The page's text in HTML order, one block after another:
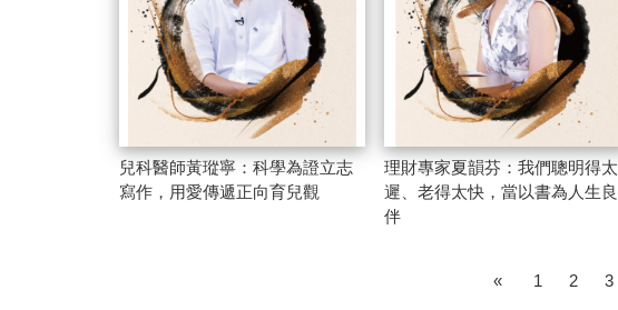
兒科醫師黃瑽寧：科學為證立志
寫作，用愛傳遞正向育兒觀
理財專家夏韻芬：我們聰明得太
遲、老得太快，當以書為人生良
伴
« 1 2 3